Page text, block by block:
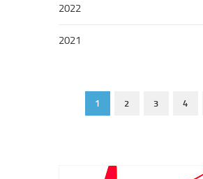
2022
2021
1 2 3 4